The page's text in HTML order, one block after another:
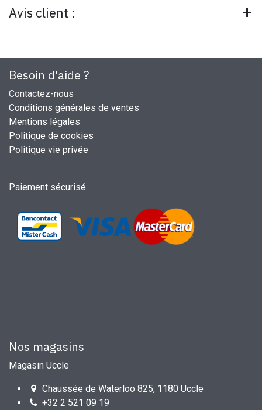
Avis client :
Besoin d'aide ?
Contactez-nous
Conditions générales de ventes
Mentions légales
Politique de cookies
Politique vie privée
Paiement sécurisé
Nos magasins
Magasin Uccle
Chaussée de Waterloo 825, 1180 Uccle
+32 2 521 09 19